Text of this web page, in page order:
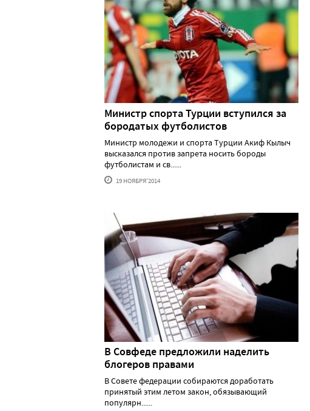
Министр спорта Турции вступился за
бородатых футболистов
Министр молодежи и спорта Турции Акиф Кылыч
высказался против запрета носить бороды
футболистам и св......
19 НОЯБРЯ'2014
В Совфеде предложили наделить
блогеров правами
В Совете федерации собираются доработать
принятый этим летом закон, обязывающий
популярн......